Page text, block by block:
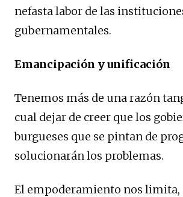
nefasta labor de las
gubernamentales.
Emancipación y unificación
Tenemos más de una razón
cual dejar de creer que los
burgueses que se pintan de
solucionarán los problemas.
El empoderamiento nos limita,